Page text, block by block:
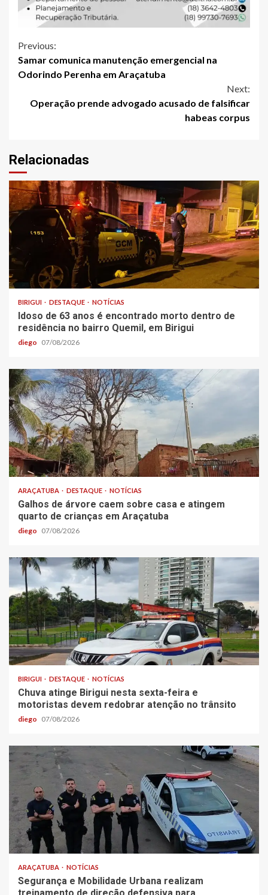
Continue
Reading
Previous:
Samar comunica manutenção emergencial na
Odorindo Perenha em Araçatuba
Next:
Operação prende advogado acusado de falsificar
habeas corpus
Relacionadas
BIRIGUI DESTAQUE NOTÍCIAS
Idoso de 63 anos é encontrado morto dentro de
residência no bairro Quemil, em Birigui
diego 07/08/2026
ARAÇATUBA DESTAQUE NOTÍCIAS
Galhos de árvore caem sobre casa e atingem
quarto de crianças em Araçatuba
diego 07/08/2026
BIRIGUI DESTAQUE NOTÍCIAS
Chuva atinge Birigui nesta sexta-feira e
motoristas devem redobrar atenção no trânsito
diego 07/08/2026
ARAÇATUBA NOTÍCIAS
Segurança e Mobilidade Urbana realizam